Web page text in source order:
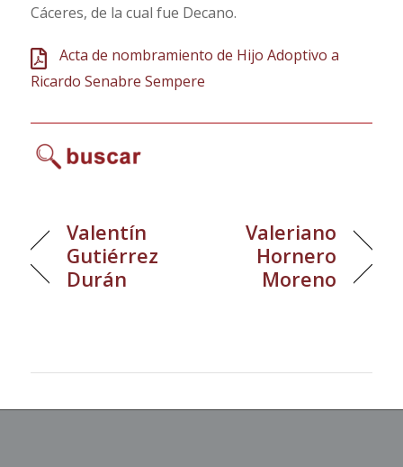
Cáceres, de la cual fue Decano.
Acta de nombramiento de Hijo Adoptivo a
Ricardo Senabre Sempere
Valentín
Gutiérrez
Durán
Valeriano
Hornero
Moreno